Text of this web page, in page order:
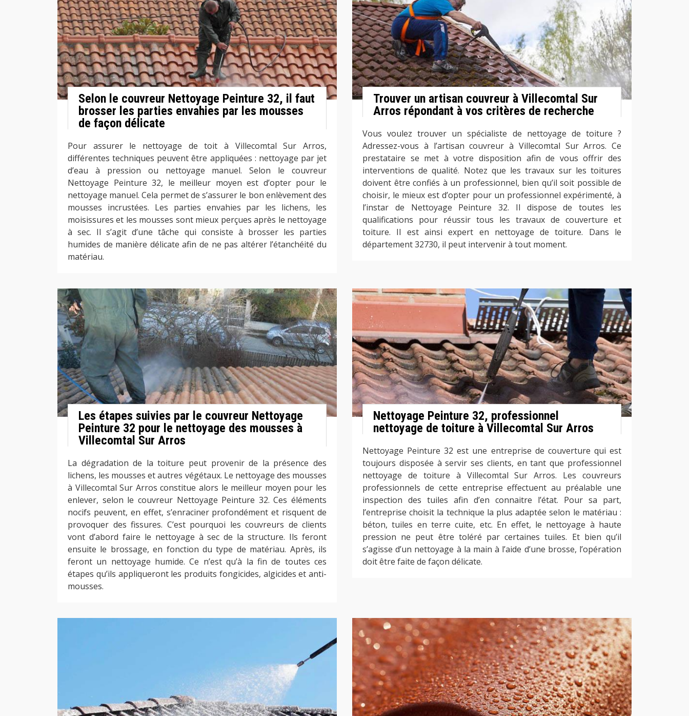
Selon le couvreur Nettoyage Peinture 32, il faut
brosser les parties envahies par les mousses
de façon délicate
Pour assurer le nettoyage de toit à Villecomtal Sur Arros,
différentes techniques peuvent être appliquées : nettoyage par jet
d’eau à pression ou nettoyage manuel. Selon le couvreur
Nettoyage Peinture 32, le meilleur moyen est d’opter pour le
nettoyage manuel. Cela permet de s’assurer le bon enlèvement des
mousses incrustées. Les parties envahies par les lichens, les
moisissures et les mousses sont mieux perçues après le nettoyage
à sec. Il s’agit d’une tâche qui consiste à brosser les parties
humides de manière délicate afin de ne pas altérer l’étanchéité du
matériau.
Trouver un artisan couvreur à Villecomtal Sur
Arros répondant à vos critères de recherche
Vous voulez trouver un spécialiste de nettoyage de toiture ?
Adressez-vous à l’artisan couvreur à Villecomtal Sur Arros. Ce
prestataire se met à votre disposition afin de vous offrir des
interventions de qualité. Notez que les travaux sur les toitures
doivent être confiés à un professionnel, bien qu’il soit possible de
choisir, le mieux est d’opter pour un professionnel expérimenté, à
l’instar de Nettoyage Peinture 32. Il dispose de toutes les
qualifications pour réussir tous les travaux de couverture et
toiture. Il est ainsi expert en nettoyage de toiture. Dans le
département 32730, il peut intervenir à tout moment.
Les étapes suivies par le couvreur Nettoyage
Peinture 32 pour le nettoyage des mousses à
Villecomtal Sur Arros
La dégradation de la toiture peut provenir de la présence des
lichens, les mousses et autres végétaux. Le nettoyage des mousses
à Villecomtal Sur Arros constitue alors le meilleur moyen pour les
enlever, selon le couvreur Nettoyage Peinture 32. Ces éléments
nocifs peuvent, en effet, s’enraciner profondément et risquent de
provoquer des fissures. C’est pourquoi les couvreurs de clients
vont d’abord faire le nettoyage à sec de la structure. Ils feront
ensuite le brossage, en fonction du type de matériau. Après, ils
feront un nettoyage humide. Ce n’est qu’à la fin de toutes ces
étapes qu’ils appliqueront les produits fongicides, algicides et anti-
mousses.
Nettoyage Peinture 32, professionnel
nettoyage de toiture à Villecomtal Sur Arros
Nettoyage Peinture 32 est une entreprise de couverture qui est
toujours disposée à servir ses clients, en tant que professionnel
nettoyage de toiture à Villecomtal Sur Arros. Les couvreurs
professionnels de cette entreprise effectuent au préalable une
inspection des tuiles afin d’en connaitre l’état. Pour sa part,
l’entreprise choisit la technique la plus adaptée selon le matériau :
béton, tuiles en terre cuite, etc. En effet, le nettoyage à haute
pression ne peut être toléré par certaines tuiles. Et bien qu’il
s’agisse d’un nettoyage à la main à l’aide d’une brosse, l’opération
doit être faite de façon délicate.